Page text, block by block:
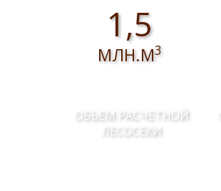
1,5
МЛН.М3
ОБЪЕМ РАСЧЕТНОЙ
ЛЕСОСЕКИ